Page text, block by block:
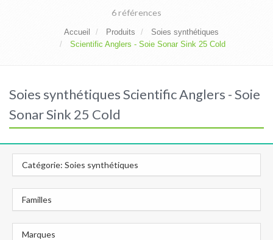
6 références
Accueil Produits
Soies synthétiques
Scientific Anglers - Soie Sonar Sink 25 Cold
Soies synthétiques Scientific Anglers - Soie
Sonar Sink 25 Cold
Catégorie: Soies synthétiques
Familles
Marques